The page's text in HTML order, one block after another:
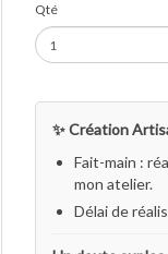
Qté
✨ Création
Fait-main :
mon atelier.
Délai de